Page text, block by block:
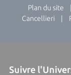
Plan du site
Cancellieri |
Suivre